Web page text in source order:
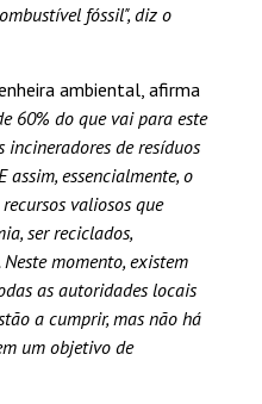
fóssil", diz o
ambiental, afirma
60% do que vai para este
de resíduos
assim, essencialmente, o
valiosos que
ser reciclados,
momento, existem
as autoridades locais
a cumprir, mas não há
um objetivo de